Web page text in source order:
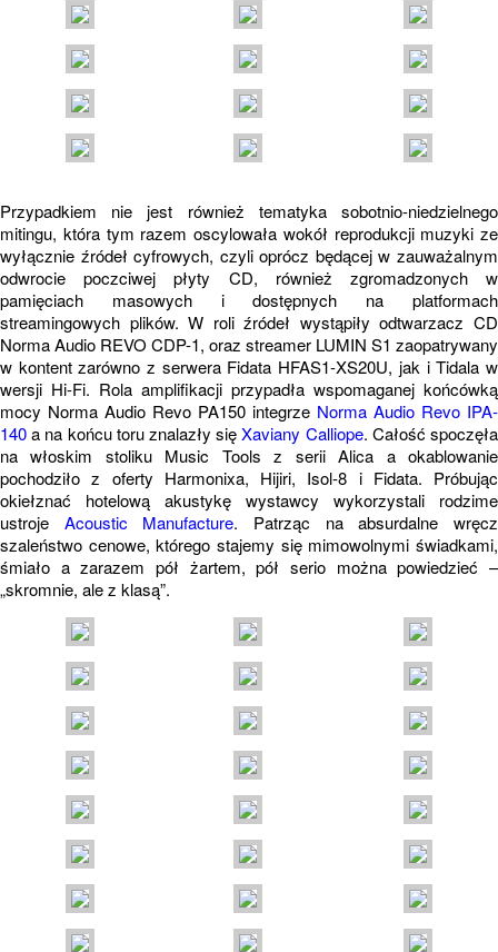
Przypadkiem nie jest również tematyka sobotnio-niedzielnego
mitingu, która tym razem oscylowała wokół reprodukcji muzyki ze
wyłącznie źródeł cyfrowych, czyli oprócz będącej w zauważalnym
odwrocie poczciwej płyty CD, również zgromadzonych w
pamięciach masowych i dostępnych na platformach
streamingowych plików. W roli źródeł wystąpiły odtwarzacz CD
Norma Audio REVO CDP-1, oraz streamer LUMIN S1 zaopatrywany
w kontent zarówno z serwera Fidata HFAS1-XS20U, jak i Tidala w
wersji Hi-Fi. Rola amplifikacji przypadła wspomaganej końcówką
mocy Norma Audio Revo PA150 integrze Norma Audio Revo IPA-
140a na końcu toru znalazły sięXaviany Calliope. Całość spoczęła
na włoskim stoliku Music Tools z serii Alica a okablowanie
pochodziło z oferty Harmonixa, Hijiri, Isol-8 i Fidata. Próbując
okiełznać hotelową akustykę wystawcy wykorzystali rodzime
ustroje Acoustic Manufacture. Patrząc na absurdalne wręcz
szaleństwo cenowe, którego stajemy się mimowolnymi świadkami,
śmiało a zarazem pół żartem, pół serio można powiedzieć –
„skromnie, ale z klasą”.